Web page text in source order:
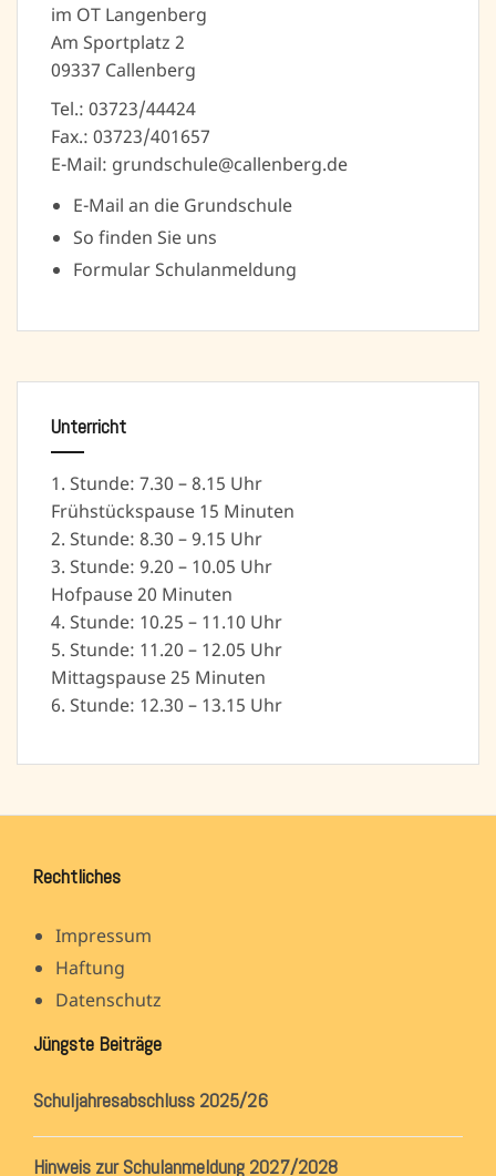
im OT Langenberg
Am Sportplatz 2
09337 Callenberg
Tel.: 03723/44424
Fax.: 03723/401657
E-Mail: grundschule@callenberg.de
E-Mail an die Grundschule
So finden Sie uns
Formular Schulanmeldung
Unterricht
1. Stunde: 7.30 – 8.15 Uhr
Frühstückspause 15 Minuten
2. Stunde: 8.30 – 9.15 Uhr
3. Stunde: 9.20 – 10.05 Uhr
Hofpause 20 Minuten
4. Stunde: 10.25 – 11.10 Uhr
5. Stunde: 11.20 – 12.05 Uhr
Mittagspause 25 Minuten
6. Stunde: 12.30 – 13.15 Uhr
Rechtliches
Impressum
Haftung
Datenschutz
Jüngste Beiträge
Schuljahresabschluss 2025/26
Hinweis zur Schulanmeldung 2027/2028